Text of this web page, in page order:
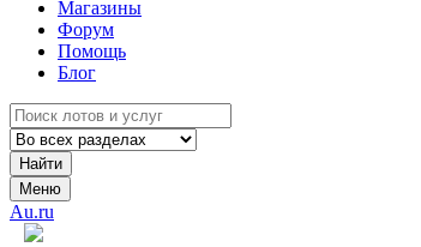
Магазины
Форум
Помощь
Блог
Найти
Меню
Au.ru